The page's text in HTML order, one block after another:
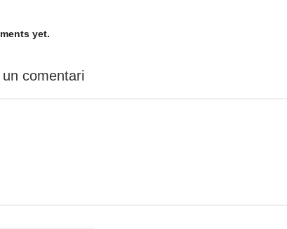
yet.
un comentari